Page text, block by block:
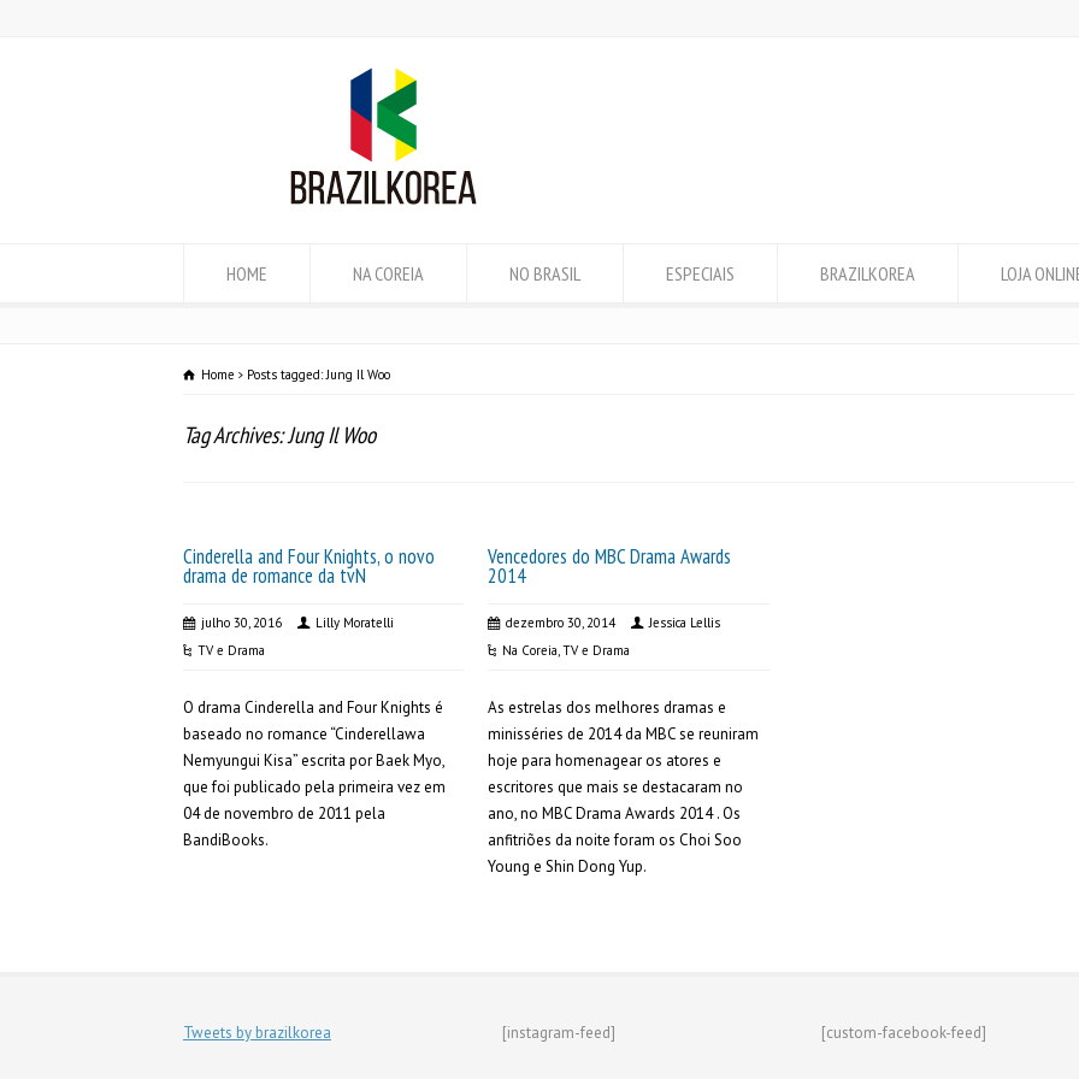
HOME NA COREIA NO BRASIL ESPECIAIS BRAZILKOREA LOJA
Home Posts tagged: Jung Il Woo
Tag Archives: Jung Il Woo
Cinderella and Four Knights, o novo
drama de romance da tvN
julho 30, 2016
Lilly Moratelli
TV e Drama
O drama Cinderella and Four Knights é
baseado no romance “Cinderellawa
Nemyungui Kisa” escrita por Baek Myo,
que foi publicado pela primeira vez em
04 de novembro de 2011 pela
BandiBooks.
Vencedores do MBC Drama Awards
2014
dezembro 30, 2014
Jessica Lellis
Na Coreia,TV e Drama
As estrelas dos melhores dramas e
minisséries de 2014 da MBC se reuniram
hoje para homenagear os atores e
escritores que mais se destacaram no
ano, no MBC Drama Awards 2014 . Os
anfitriões da noite foram os Choi Soo
Young e Shin Dong Yup.
Tweets by brazilkorea [instagram-feed] [custom-facebook-feed]